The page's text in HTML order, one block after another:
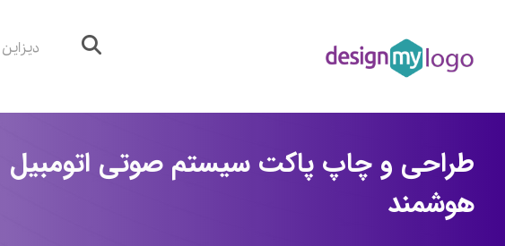
طراحی و چاپ پاکت سیستم صوتی اتومبیل
هوشمند